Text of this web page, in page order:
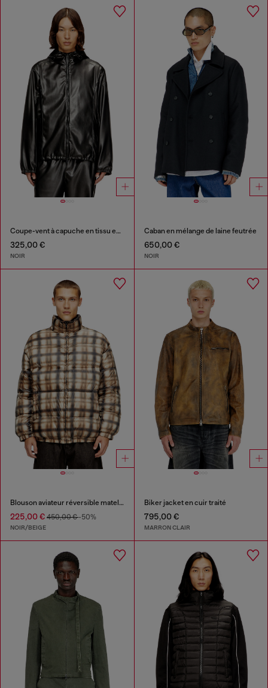
Coupe-vent à capuche en tissu enduit
325,00 €
NOIR
Caban en mélange de laine feutrée
650,00 €
NOIR
Blouson aviateur réversible matelassé
225,00 € 450,00 €-50%
NOIR/BEIGE
Biker jacket en cuir traité
795,00 €
MARRON CLAIR